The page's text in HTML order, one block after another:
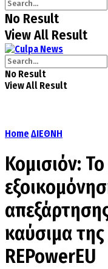
No Result
View All Result
No Result
View All Result
Home ΔΙΕΘΝΗ
Κομισιόν:
καύσιμα
REPowerEU